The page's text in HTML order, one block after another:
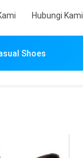
Hubungi Kami
Shoes